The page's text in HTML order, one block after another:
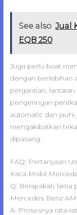
See also Jual
EQB 250
Juga perlu buat
dengan berlebihan
pergantian,
pengeringan
automatic dan
mengakibatkan
dipasang.
FAQ: Pertanyaan
Kaca Mobil
Q: Berapakah lama
Mercedes Benz
A: Prosesnya rata-